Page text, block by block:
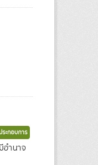
ะกอบการ
อำนาจ